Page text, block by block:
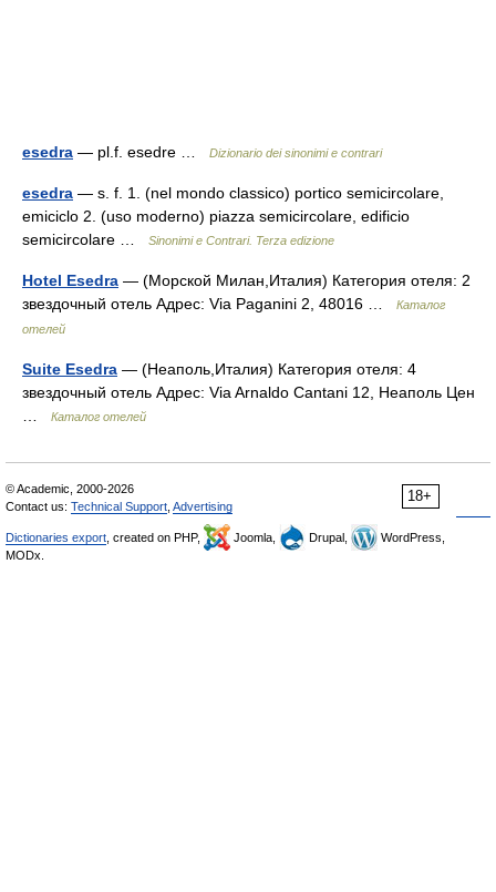
esedra — pl.f. esedre … Dizionario dei sinonimi e contrari
esedra — s. f. 1. (nel mondo classico) portico semicircolare,
emiciclo 2. (uso moderno) piazza semicircolare, edificio
semicircolare …
Sinonimi e Contrari. Terza edizione
Hotel Esedra — (Морской Милан,Италия) Категория отеля: 2
звездочный отель Адрес: Via Paganini 2, 48016 …
Каталог
отелей
Suite Esedra — (Неаполь,Италия) Категория отеля: 4
звездочный отель Адрес: Via Arnaldo Cantani 12, Неаполь Цен
Каталог отелей
18+
© Academic, 2000-2026
Contact us: Technical Support Advertising
Dictionaries export , created on PHP, Joomla, Drupal,
WordPress,
MODx.